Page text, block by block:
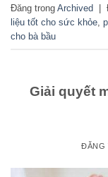
Đăng trong Archived |
liệu tốt cho sức khỏe
cho bà bầu
Giải quyết
ĐĂNG